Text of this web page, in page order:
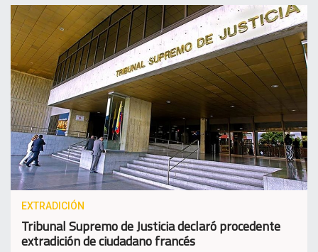
EXTRADICIÓN
Tribunal Supremo de Justicia declaró procedente
extradición de ciudadano francés